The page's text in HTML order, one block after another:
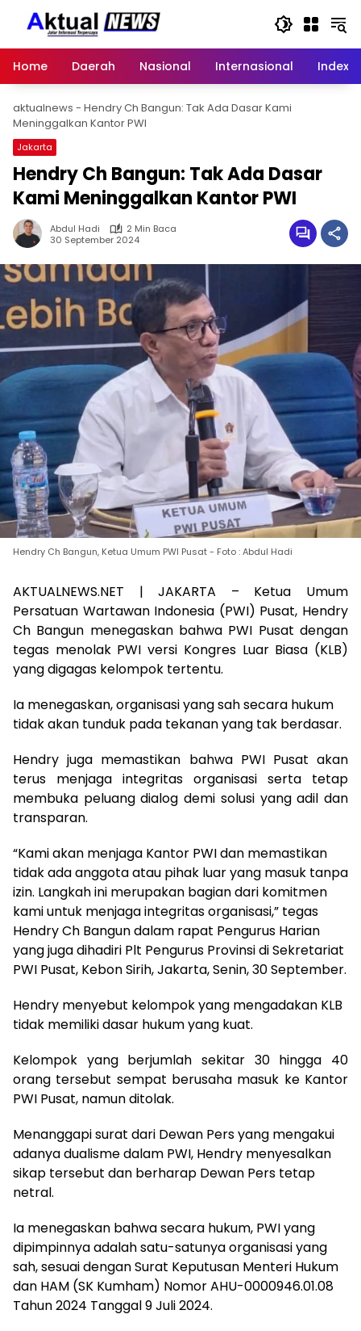
Home
Daerah Nasional Internasional Index
aktualnews - Hendry Ch Bangun: Tak Ada Dasar Kami
Meninggalkan Kantor PWI
Jakarta
Hendry Ch Bangun: Tak Ada Dasar
Kami Meninggalkan Kantor PWI
Abdul Hadi
2 Min Baca
30 September 2024
Hendry Ch Bangun, Ketua Umum PWI Pusat - Foto : Abdul Hadi
AKTUALNEWS.NET | JAKARTA – Ketua Umum
Persatuan Wartawan Indonesia (PWI) Pusat, Hendry
Ch Bangun menegaskan bahwa PWI Pusat dengan
tegas menolak PWI versi Kongres Luar Biasa (KLB)
yang digagas kelompok tertentu.
Ia menegaskan, organisasi yang sah secara hukum
tidak akan tunduk pada tekanan yang tak berdasar.
Hendry juga memastikan bahwa PWI Pusat akan
terus menjaga integritas organisasi serta tetap
membuka peluang dialog demi solusi yang adil dan
transparan.
“Kami akan menjaga Kantor PWI dan memastikan
tidak ada anggota atau pihak luar yang masuk tanpa
izin. Langkah ini merupakan bagian dari komitmen
kami untuk menjaga integritas organisasi,” tegas
Hendry Ch Bangun dalam rapat Pengurus Harian
yang juga dihadiri Plt Pengurus Provinsi di Sekretariat
PWI Pusat, Kebon Sirih, Jakarta, Senin, 30 September.
Hendry menyebut kelompok yang mengadakan KLB
tidak memiliki dasar hukum yang kuat.
Kelompok yang berjumlah sekitar 30 hingga 40
orang tersebut sempat berusaha masuk ke Kantor
PWI Pusat, namun ditolak.
Menanggapi surat dari Dewan Pers yang mengakui
adanya dualisme dalam PWI, Hendry menyesalkan
sikap tersebut dan berharap Dewan Pers tetap
netral.
Ia menegaskan bahwa secara hukum, PWI yang
dipimpinnya adalah satu-satunya organisasi yang
sah, sesuai dengan Surat Keputusan Menteri Hukum
dan HAM (SK Kumham) Nomor AHU-0000946.01.08
Tahun 2024 Tanggal 9 Juli 2024.